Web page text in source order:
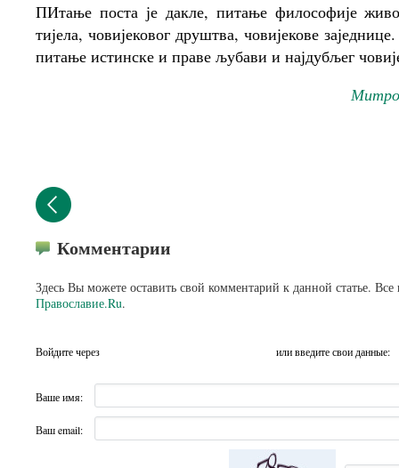
ПИтање поста је дакле, питање философије
тијела, човијековог друштва, човијекове
питање истинске и праве љубави и најдубљег
Комментарии
Здесь Вы можете оставить свой комментарий к данной статье.
Православие.Ru.
Войдите через или введите свои данные:
Ваше имя:
Ваш email: